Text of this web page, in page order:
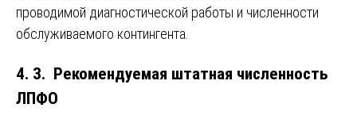
проводимой диагностической работы и численности
обслуживаемого контингента.
4. 3. Рекомендуемая штатная численность
ЛПФО